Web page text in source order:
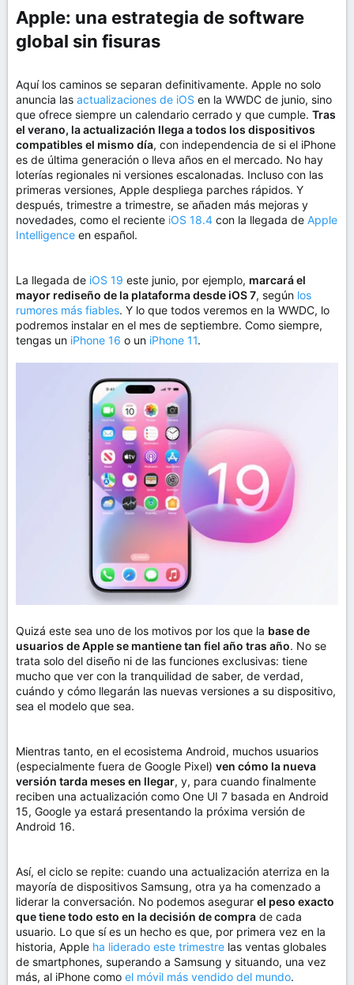
Apple: una estrategia de software
global sin fisuras​
Aquí los caminos se separan definitivamente. Apple no solo
anuncia las actualizaciones de iOS en la WWDC de junio, sino
que ofrece siempre un calendario cerrado y que cumple. Tras
el verano, la actualización llega a todos los dispositivos
compatibles el mismo día, con independencia de si el iPhone
es de última generación o lleva años en el mercado. No hay
loterías regionales ni versiones escalonadas. Incluso con las
primeras versiones, Apple despliega parches rápidos. Y
después, trimestre a trimestre, se añaden más mejoras y
novedades, como el reciente iOS 18.4 con la llegada de Apple
Intelligence en español.
La llegada de iOS 19 este junio, por ejemplo, marcará el
mayor rediseño de la plataforma desde iOS 7, según los
rumores más fiables. Y lo que todos veremos en la WWDC, lo
podremos instalar en el mes de septiembre. Como siempre,
tengas un iPhone 16 o un iPhone 11.
Quizá este sea uno de los motivos por los que la base de
usuarios de Apple se mantiene tan fiel año tras año. No se
trata solo del diseño ni de las funciones exclusivas: tiene
mucho que ver con la tranquilidad de saber, de verdad,
cuándo y cómo llegarán las nuevas versiones a su dispositivo,
sea el modelo que sea.
Mientras tanto, en el ecosistema Android, muchos usuarios
(especialmente fuera de Google Pixel) ven cómo la nueva
versión tarda meses en llegar, y, para cuando finalmente
reciben una actualización como One UI 7 basada en Android
15, Google ya estará presentando la próxima versión de
Android 16.
Así, el ciclo se repite: cuando una actualización aterriza en la
mayoría de dispositivos Samsung, otra ya ha comenzado a
liderar la conversación. No podemos asegurar el peso exacto
que tiene todo esto en la decisión de compra de cada
usuario. Lo que sí es un hecho es que, por primera vez en la
historia, Apple ha liderado este trimestre las ventas globales
de smartphones, superando a Samsung y situando, una vez
más, al iPhone como el móvil más vendido del mundo.